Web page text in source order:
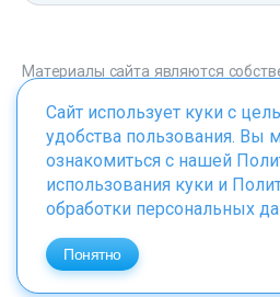
Материалы сайта являются
onclinic.ru запрещено в
ИМЕЮТСЯ ПРОТИВОПОКАЗАНИЯ.
ПРОКОНСУЛЬТИРОВАТЬСЯ СО
Сайт использует куки с
удобства пользования. Вы
ознакомиться с нашей
использования куки и
обработки персональных
Понятно